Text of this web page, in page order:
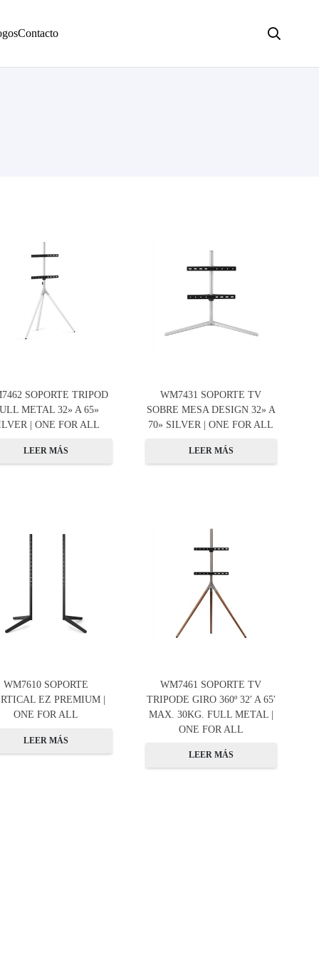
Contacto
SOPORTE TRIPOD
METAL 32» A 65»
| ONE FOR ALL
LEER MÁS
WM7431 SOPORTE TV
SOBRE MESA DESIGN 32» A
70» SILVER | ONE FOR ALL
LEER MÁS
WM7610 SOPORTE
EZ PREMIUM |
ONE FOR ALL
LEER MÁS
WM7461 SOPORTE TV
TRIPODE GIRO 360º 32′ A 65′
MAX. 30KG. FULL METAL |
ONE FOR ALL
LEER MÁS